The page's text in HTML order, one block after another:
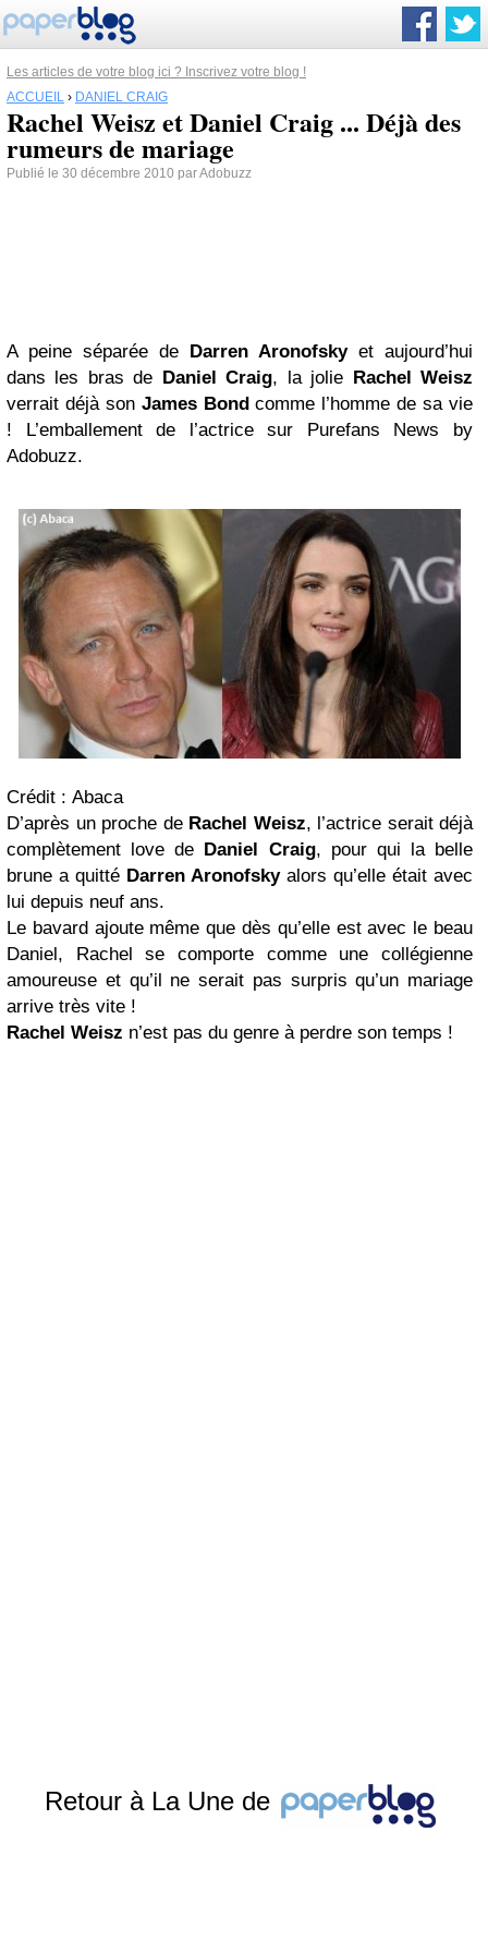
Les articles de votre blog ici ? Inscrivez votre blog !
ACCUEIL › DANIEL CRAIG
Rachel Weisz et Daniel Craig ... Déjà des
rumeurs de mariage
Publié le 30 décembre 2010 par Adobuzz
A peine séparée de Darren Aronofskyet aujourd’hui
dans les bras de Daniel Craig, la jolie Rachel Weisz
verrait déjà son James Bondcomme l’homme de sa vie
! L’emballement de l’actrice sur Purefans News by
Adobuzz.
Crédit : Abaca
D’après un proche de Rachel Weisz, l’actrice serait déjà
complètement love de Daniel Craig, pour qui la belle
brune a quitté Darren Aronofskyalors qu’elle était avec
lui depuis neuf ans.
Le bavard ajoute même que dès qu’elle est avec le beau
Daniel, Rachel se comporte comme une collégienne
amoureuse et qu’il ne serait pas surpris qu’un mariage
arrive très vite !
Rachel Weisz n’est pas du genre à perdre son temps !
Retour à La Une de